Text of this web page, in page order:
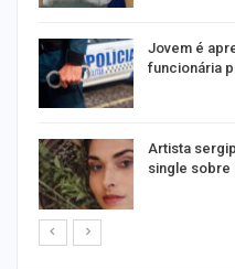
Jovem é
funcionária
Artista
single sobre